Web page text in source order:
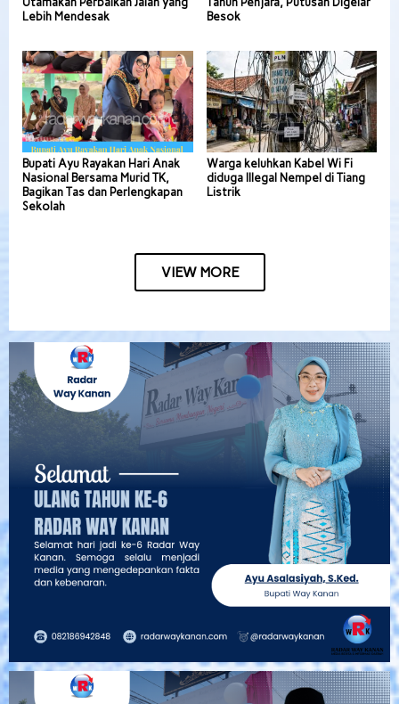
Lebih Mendesak
Besok
Bupati Ayu Rayakan Hari Anak
Nasional Bersama Murid TK,
Bagikan Tas dan Perlengkapan
Sekolah
Warga keluhkan Kabel Wi Fi
diduga Illegal Nempel di Tiang
Listrik
VIEW MORE